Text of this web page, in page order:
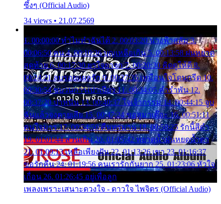
ซึ้งๆ (Official Audio)
34 views • 21.07.2569
1. 00:00:00 ทำไมทำฉันได้ 2. 00:03:20 นางฟ้าสลัม 3.
00:06:50 คน 4. 00:10:36 บุญเหลือเกิน 5. 00:13:58 ฝนหยาด
สุดท้าย 6. 00:17:30 ยาใจยาจก 7. 00:20:30 คิดดูให้ดี 8.
00:24:21 ลบรอยแผลรัก 9. 00:27:35 เหมือนใจโดนกรีด 10.
00:30:54 ขบวนการเปาเปียว 11. 00:34:05 คำรำพัน 12.
00:37:20 ปาหนัน 13. 00:40:37 ใจเจ้ากรรม 14. 00:44:15 จูบ
ฉันแล้วจงตายเสีย 15. 00:47:24 ขอสูมาเต๊อะ 16. 00:51:11
คนใจมาร 17. 00:54:50 คืนทรมาน 18. 00:58:25 รักนี้สีดำ
19. 01:01:44 ส่วนเกิน 20. 01:05:42 หยาดน้ำฝนหยดน้ำตา
21. 01:09:13 เหลือเพียงฝัน 22. 01:13:26 เขา 23. 01:16:37
ขอรักคืน 24. 01:19:56 คนเรารักกันยาก 25. 01:23:06 หัวใจ
เถื่อน 26. 01:26:45 อยู่เพื่อลูก
เพลงเพราะเสนาะดวงใจ - ดาวใจ ไพจิตร (Official Audio)